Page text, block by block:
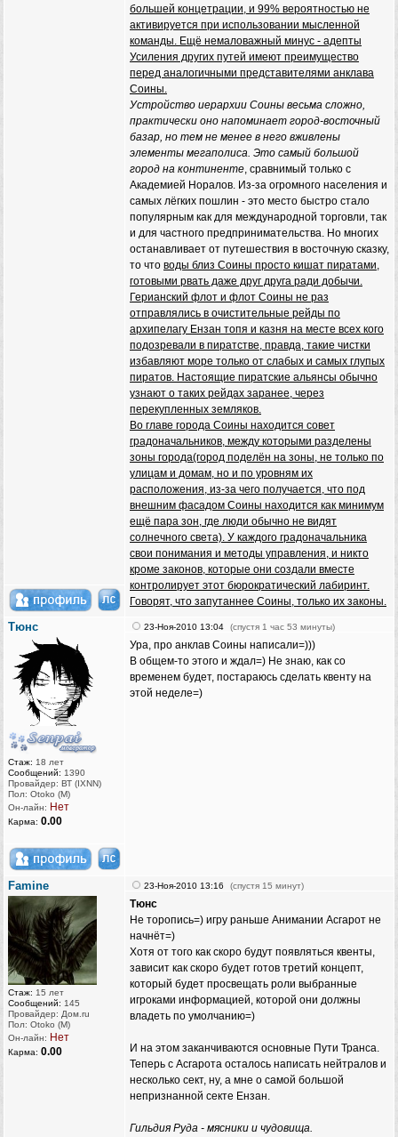
большей концетрации, и 99% вероятностью не
активируется при использовании мысленной
команды. Ещё немаловажный минус - адепты
Усиления других путей имеют преимущество
перед аналогичными представителями анклава
Соины.
Устройство иерархии Соины весьма сложно,
практически оно напоминает город-восточный
базар, но тем не менее в него вживлены
элементы мегаполиса. Это самый большой
город на континенте, сравнимый только с
Академией Норалов. Из-за огромного населения и
самых лёгких пошлин - это место быстро стало
популярным как для международной торговли, так
и для частного предпринимательства. Но многих
останавливает от путешествия в восточную сказку,
то что воды близ Cоины просто кишат пиратами,
готовыми рвать даже друг друга ради добычи.
Герианский флот и флот Соины не раз
отправлялись в очистительные рейды по
архипелагу Ензан топя и казня на месте всех кого
подозревали в пиратстве, правда, такие чистки
избавляют море только от слабых и самых глупых
пиратов. Настоящие пиратские альянсы обычно
узнают о таких рейдах заранее, через
перекупленных земляков.
Во главе города Соины находится совет
градоначальников, между которыми разделены
зоны города(город поделён на зоны, не только по
улицам и домам, но и по уровням их
расположения, из-за чего получается, что под
внешним фасадом Соины находится как минимум
ещё пара зон, где люди обычно не видят
солнечного света). У каждого градоначальника
свои понимания и методы управления, и никто
кроме законов, которые они создали вместе
контролирует этот бюрократический лабиринт.
Говорят, что запутаннее Соины, только их законы.
Тюнс
Стаж: 18 лет
Сообщений: 1390
Провайдер: ВТ (IXNN)
Пол: Otoko (M)
Он-лайн: Нет
Карма: 0.00
23-Ноя-2010 13:04 (спустя 1 час 53 минуты)
Ура, про анклав Соины написали=)))
В общем-то этого и ждал=) Не знаю, как со
временем будет, постараюсь сделать квенту на
этой неделе=)
Famine
Стаж: 15 лет
Сообщений: 145
Провайдер: Дом.ru
Пол: Otoko (M)
Он-лайн: Нет
Карма: 0.00
23-Ноя-2010 13:16 (спустя 15 минут)
Тюнс
Не торопись=) игру раньше Анимании Асгарот не
начнёт=)
Хотя от того как скоро будут появляться квенты,
зависит как скоро будет готов третий концепт,
который будет просвещать роли выбранные
игроками информацией, которой они должны
владеть по умолчанию=)
И на этом заканчиваются основные Пути Транса.
Теперь с Асгарота осталось написать нейтралов и
несколько сект, ну, а мне о самой большой
непризнанной секте Ензан.
Гильдия Руда - мясники и чудовища.